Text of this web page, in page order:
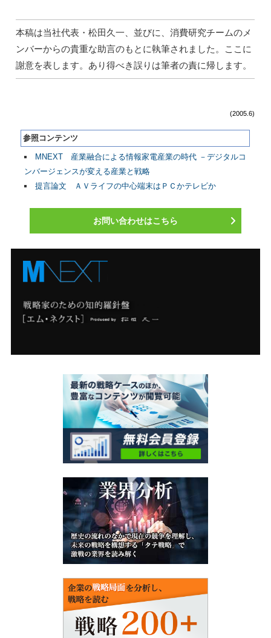
本稿は当社代表・松田久一、並びに、消費研究チームのメ
ンバーからの貴重な助言のもとに執筆されました。ここに
謝意を表します。あり得べき誤りは筆者の責に帰します。
(2005.6)
参照コンテンツ
MNEXT 産業融合による情報家電産業の時代 －デジタルコ
ンバージェンスが変える産業と戦略
提言論文 ＡＶライフの中心端末はＰＣかテレビか
お問い合わせはこちら